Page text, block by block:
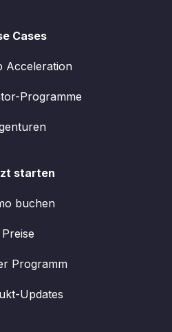
Cases
Acceleration
Programme
starten
buchen
Preise
Programm
Updates